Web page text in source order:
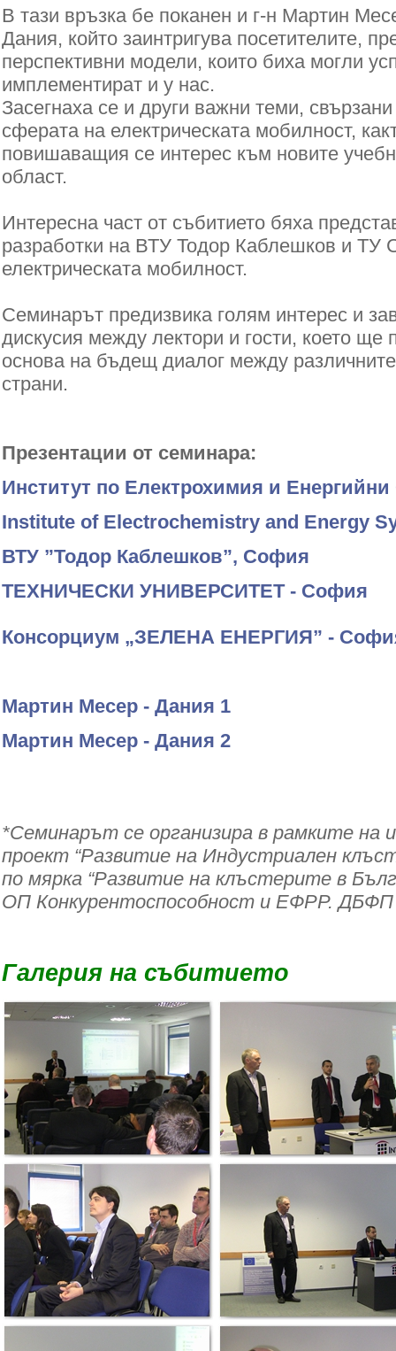
В тази връзка бе поканен и г-н Мартин
Дания, който заинтригува посетителите,
перспективни модели, които биха могли
имплементират и у нас.
Засегнаха се и други важни теми,
сферата на електрическата мобилност,
повишаващия се интерес към новите
област.
Интересна част от събитието бяха
разработки на ВТУ Тодор Каблешков и ТУ
електрическата мобилност.
Семинарът предизвика голям интерес и
дискусия между лектори и гости, което ще
основа на бъдещ диалог между
страни.
Презентации от семинара:
Институт по Електрохимия и
Institute of Electrochemistry and Energy
ВТУ ”Тодор Каблешков”, София
ТЕХНИЧЕСКИ УНИВЕРСИТЕТ - София
Консорциум „ЗЕЛЕНА ЕНЕРГИЯ” -
Мартин Месер - Дания 1
Мартин Месер - Дания 2
*Семинарът се организира в рамките на
проект “Развитие на Индустриален
по мярка “Развитие на клъстерите в
ОП Конкурентоспособност и ЕФРР. ДБФП
Галерия на събитието